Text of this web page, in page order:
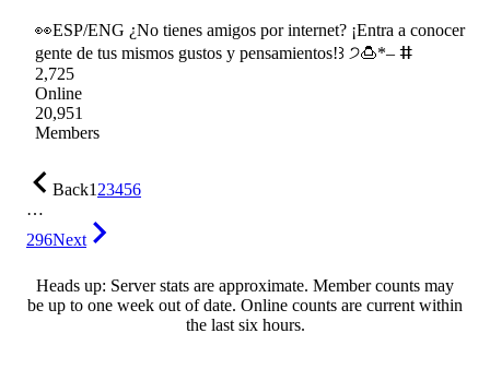
👀ESP/ENG ¿No tienes amigos por internet? ¡Entra a conocer
gente de tus mismos gustos y pensamientos!꒱ ੭🍮*– ⵌ
2,725
Online
20,951
Members
Back123456
…
296Next
Heads up: Server stats are approximate. Member counts may
be up to one week out of date. Online counts are current within
the last six hours.